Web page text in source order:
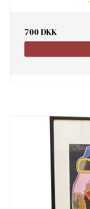
700 DKK